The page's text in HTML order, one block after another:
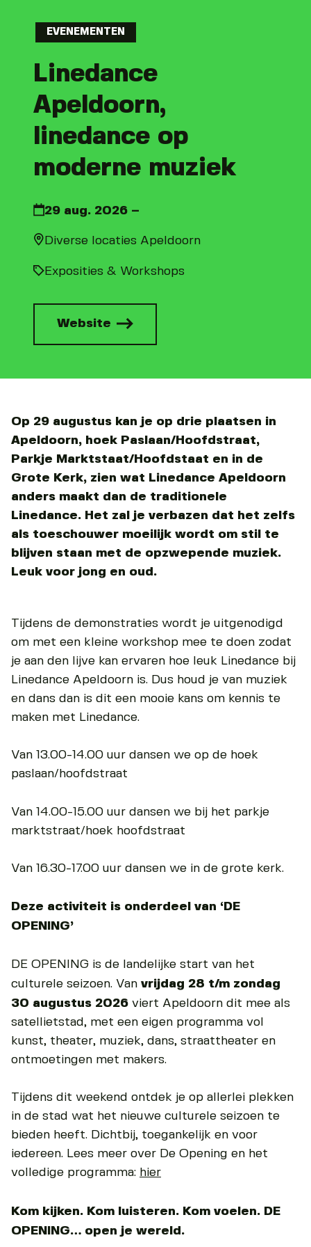
EVENEMENTEN
Linedance
Apeldoorn,
linedance op
moderne muziek
29 aug. 2026 –
Diverse locaties Apeldoorn
Exposities & Workshops
Website
Op 29 augustus kan je op drie plaatsen in
Apeldoorn, hoek Paslaan/Hoofdstraat,
Parkje Marktstaat/Hoofdstaat en in de
Grote Kerk, zien wat Linedance Apeldoorn
anders maakt dan de traditionele
Linedance. Het zal je verbazen dat het zelfs
als toeschouwer moeilijk wordt om stil te
blijven staan met de opzwepende muziek.
Leuk voor jong en oud.
Tijdens de demonstraties wordt je uitgenodigd
om met een kleine workshop mee te doen zodat
je aan den lijve kan ervaren hoe leuk Linedance bij
Linedance Apeldoorn is. Dus houd je van muziek
en dans dan is dit een mooie kans om kennis te
maken met Linedance.
Van 13.00-14.00 uur dansen we op de hoek
paslaan/hoofdstraat
Van 14.00-15.00 uur dansen we bij het parkje
marktstraat/hoek hoofdstraat
Van 16.30-17.00 uur dansen we in de grote kerk.
Deze activiteit is onderdeel van ‘DE
OPENING’
DE OPENING is de landelijke start van het
culturele seizoen. Van vrijdag 28 t/m zondag
30 augustus 2026 viert Apeldoorn dit mee als
satellietstad, met een eigen programma vol
kunst, theater, muziek, dans, straattheater en
ontmoetingen met makers.
Tijdens dit weekend ontdek je op allerlei plekken
in de stad wat het nieuwe culturele seizoen te
bieden heeft. Dichtbij, toegankelijk en voor
iedereen. Lees meer over De Opening en het
volledige programma: hier
Kom kijken. Kom luisteren. Kom voelen. DE
OPENING… open je wereld.